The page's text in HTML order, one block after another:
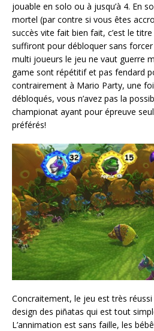
jouable en solo ou à jusqu’à 4. En
mortel (par contre si vous êtes
succès vite fait bien fait, c’est le
suffiront pour débloquer sans
multi joueurs le jeu ne vaut guerre
game sont répétitif et pas fendard
contrairement à Mario Party, une
débloqués, vous n’avez pas la
championat ayant pour épreuve
préférés!
Concraitement, le jeu est très
design des piñatas qui est tout
L’annimation est sans faille, les